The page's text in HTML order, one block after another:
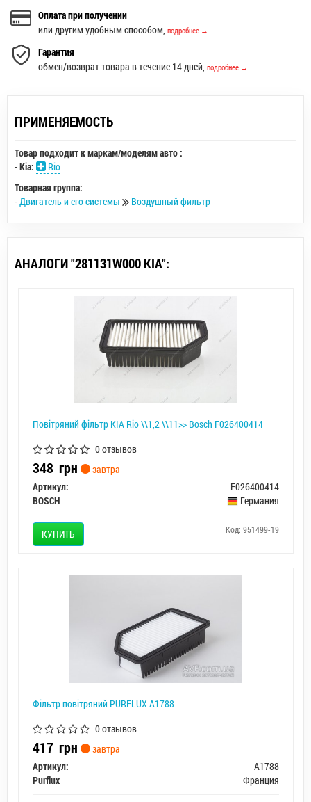
Оплата при получении
или другим удобным способом, подробнее →
Гарантия
обмен/возврат товара в течение 14 дней, подробнее →
ПРИМЕНЯЕМОСТЬ
Товар подходит к маркам/моделям авто :
-Kia:
Rio
Товарная группа:
-Двигатель и его системы Воздушный фильтр
АНАЛОГИ "281131W000 KIA":
Повітряний фільтр KIA Rio \\1,2 \\11>> Bosch F026400414
0 отзывов
348 грн
завтра
Артикул:
F026400414
BOSCH
Германия
КУПИТЬ Код: 951499-19
Фiльтр повiтряний PURFLUX A1788
0 отзывов
417 грн
завтра
Артикул:
A1788
Purflux
Франция